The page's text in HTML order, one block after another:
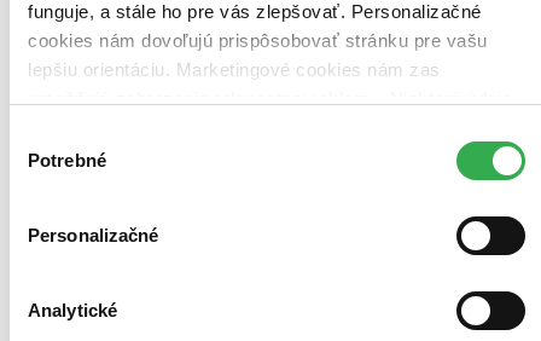
funguje, a stále ho pre vás zlepšovať. Personalizačné
cookies nám dovoľujú prispôsobovať stránku pre vašu
lepšiu orientáciu. Marketingové cookies nám zas
keby sme mohli používať všetky tieto cookies. Ďakujeme!
súhlasu
Potrebné
Personalizačné
Analytické